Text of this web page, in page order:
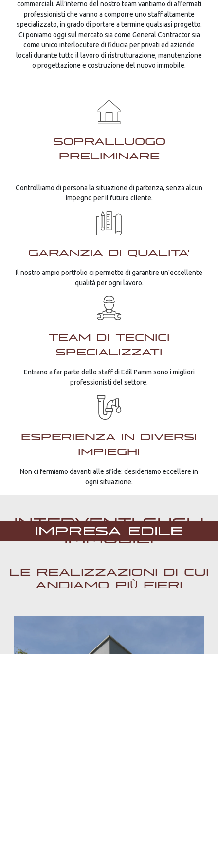
IMPRESA EDILE
commerciali. All’interno del nostro team vantiamo di affermati
professionisti che vanno a comporre uno staff altamente
specializzato, in grado di portare a termine qualsiasi progetto.
Ci poniamo oggi sul mercato sia come General Contractor sia
come unico interlocutore di fiducia per privati ed aziende
locali durante tutto il lavoro di ristrutturazione, manutenzione
o progettazione e costruzione del nuovo immobile.
SOPRALLUOGO
PRELIMINARE
Controlliamo di persona la situazione di partenza, senza alcun
impegno per il futuro cliente.
GARANZIA DI QUALITA'
Il nostro ampio portfolio ci permette di garantire un'eccellente
qualità per ogni lavoro.
TEAM DI TECNICI
SPECIALIZZATI
Entrano a far parte dello staff di Edil Pamm sono i migliori
professionisti del settore.
ESPERIENZA IN DIVERSI
IMPIEGHI
Non ci fermiamo davanti alle sfide: desideriamo eccellere in
ogni situazione.
INTERVENTI SUGLI
IMMOBILI
LE REALIZZAZIONI DI CUI
ANDIAMO PIÙ FIERI